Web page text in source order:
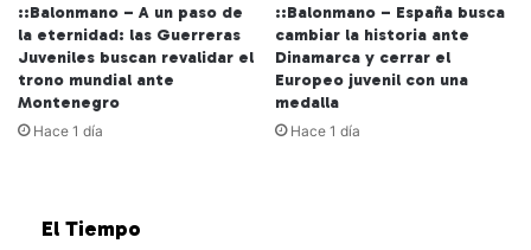
::Balonmano – A un paso de
la eternidad: las Guerreras
Juveniles buscan revalidar el
trono mundial ante
Montenegro
Hace 1 día
::Balonmano – España busca
cambiar la historia ante
Dinamarca y cerrar el
Europeo juvenil con una
medalla
Hace 1 día
El Tiempo